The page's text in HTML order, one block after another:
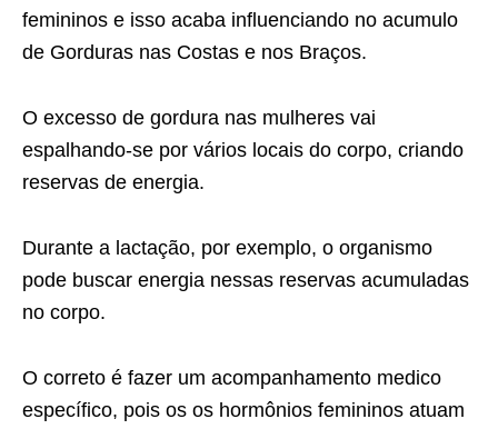
femininos e isso acaba influenciando no acumulo
de Gorduras nas Costas e nos Braços.
O excesso de gordura nas mulheres vai
espalhando-se por vários locais do corpo, criando
reservas de energia.
Durante a lactação, por exemplo, o organismo
pode buscar energia nessas reservas acumuladas
no corpo.
O correto é fazer um acompanhamento medico
específico, pois os os hormônios femininos atuam